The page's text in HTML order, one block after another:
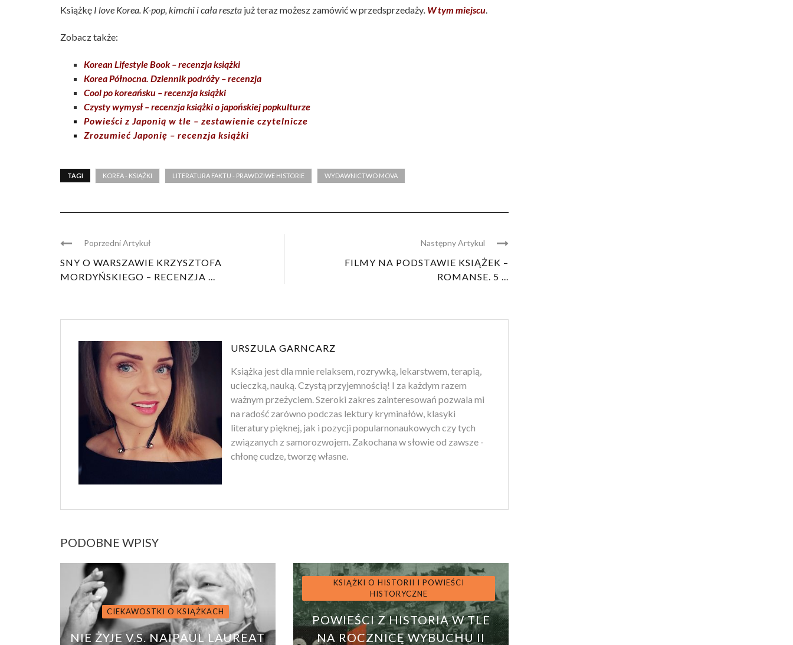
Książkę I love Korea. K-pop, kimchi i cała reszta już teraz możesz zamówić w przedsprzedaży. W tym miejscu.
Zobacz także:
Korean Lifestyle Book – recenzja książki
Korea Północna. Dziennik podróży – recenzja
Cool po koreańsku – recenzja książki
Czysty wymysł – recenzja książki o japońskiej popkulturze
Powieści z Japonią w tle – zestawienie czytelnicze
Zrozumieć Japonię – recenzja książki
TAGI KOREA - KSIĄŻKI LITERATURA FAKTU - PRAWDZIWE HISTORIE WYDAWNICTWO MOVA
Poprzedni Artykuł
SNY O WARSZAWIE KRZYSZTOFA
MORDYŃSKIEGO – RECENZJA ...
Następny Artykul
FILMY NA PODSTAWIE KSIĄŻEK –
ROMANSE. 5 ...
URSZULA GARNCARZ
Książka jest dla mnie relaksem, rozrywką, lekarstwem, terapią,
ucieczką, nauką. Czystą przyjemnością! I za każdym razem
ważnym przeżyciem. Szeroki zakres zainteresowań pozwala mi
na radość zarówno podczas lektury kryminałów, klasyki
literatury pięknej, jak i pozycji popularnonaukowych czy tych
związanych z samorozwojem. Zakochana w słowie od zawsze -
chłonę cudze, tworzę własne.
PODOBNE WPISY
CIEKAWOSTKI O KSIĄŻKACH
NIE ŻYJE V.S. NAIPAUL LAUREAT
KSIĄŻKI O HISTORII I POWIEŚCI
HISTORYCZNE
POWIEŚCI Z HISTORIĄ W TLE
NA ROCZNICĘ WYBUCHU II